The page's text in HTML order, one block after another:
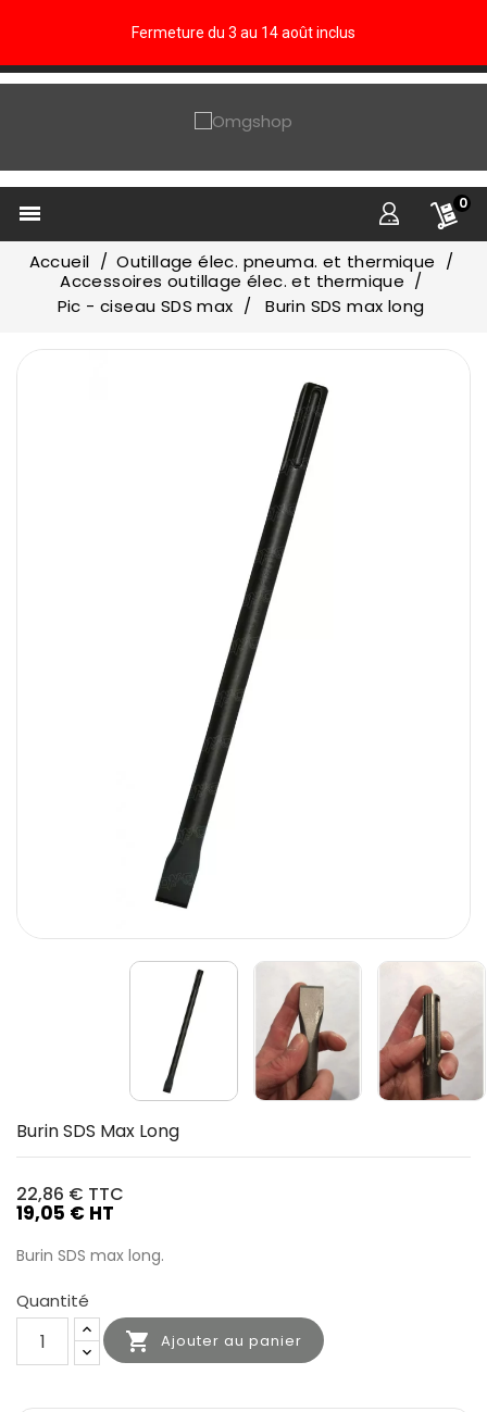
Fermeture du 3 au 14 août inclus
 0
Accueil
Outillage élec. pneuma. et thermique
Accessoires outillage élec. et thermique
Pic - ciseau SDS max
Burin SDS max long
Burin SDS Max Long
22,86 € TTC
19,05 € HT
Burin SDS max long.
Quantité
 Ajouter au panier